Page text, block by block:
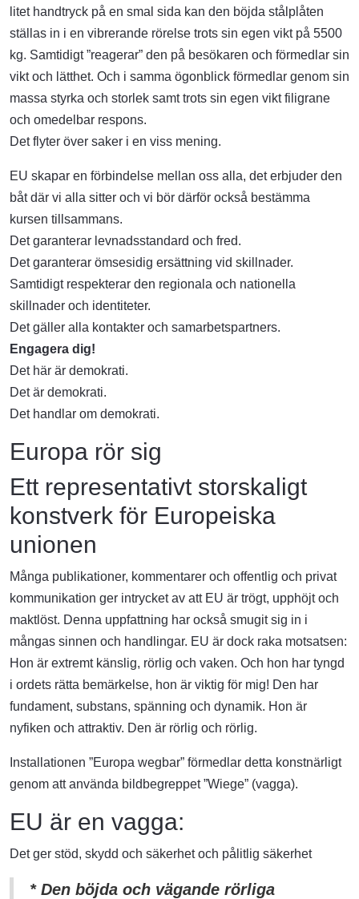
litet handtryck på en smal sida kan den böjda stålplåten
ställas in i en vibrerande rörelse trots sin egen vikt på 5500
kg. Samtidigt ”reagerar” den på besökaren och förmedlar sin
vikt och lätthet. Och i samma ögonblick förmedlar genom sin
massa styrka och storlek samt trots sin egen vikt filigrane
och omedelbar respons.
Det flyter över saker i en viss mening.
EU skapar en förbindelse mellan oss alla, det erbjuder den
båt där vi alla sitter och vi bör därför också bestämma
kursen tillsammans.
Det garanterar levnadsstandard och fred.
Det garanterar ömsesidig ersättning vid skillnader.
Samtidigt respekterar den regionala och nationella
skillnader och identiteter.
Det gäller alla kontakter och samarbetspartners.
Engagera dig!
Det här är demokrati.
Det är demokrati.
Det handlar om demokrati.
Europa rör sig
Ett representativt storskaligt
konstverk för Europeiska
unionen
Många publikationer, kommentarer och offentlig och privat
kommunikation ger intrycket av att EU är trögt, upphöjt och
maktlöst. Denna uppfattning har också smugit sig in i
mångas sinnen och handlingar. EU är dock raka motsatsen:
Hon är extremt känslig, rörlig och vaken. Och hon har tyngd
i ordets rätta bemärkelse, hon är viktig för mig! Den har
fundament, substans, spänning och dynamik. Hon är
nyfiken och attraktiv. Den är rörlig och rörlig.
Installationen ”Europa wegbar” förmedlar detta konstnärligt
genom att använda bildbegreppet ”Wiege” (vagga).
EU är en vagga:
Det ger stöd, skydd och säkerhet och pålitlig säkerhet
* Den böjda och vägande rörliga